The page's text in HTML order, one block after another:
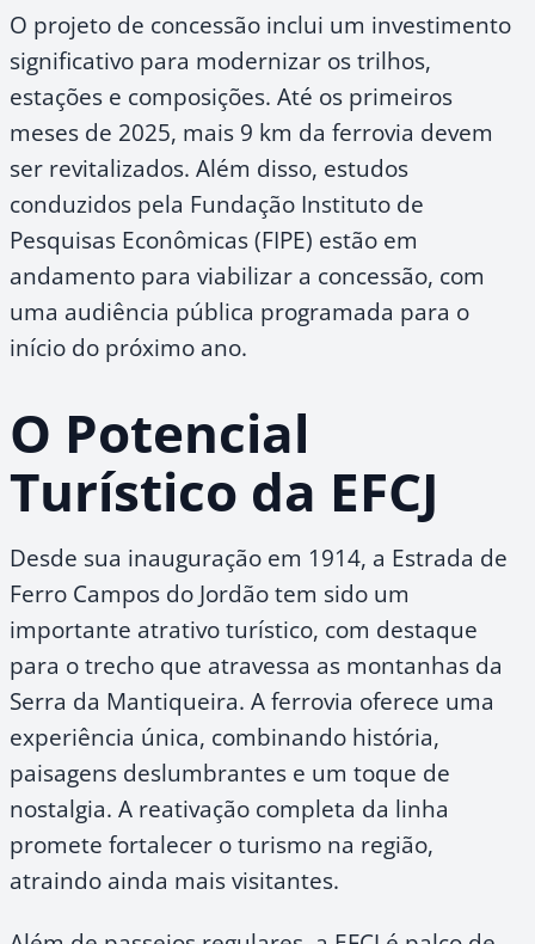
O projeto de concessão inclui um investimento
significativo para modernizar os trilhos,
estações e composições. Até os primeiros
meses de 2025, mais 9 km da ferrovia devem
ser revitalizados. Além disso, estudos
conduzidos pela Fundação Instituto de
Pesquisas Econômicas (FIPE) estão em
andamento para viabilizar a concessão, com
uma audiência pública programada para o
início do próximo ano.
O Potencial
Turístico da EFCJ
Desde sua inauguração em 1914, a Estrada de
Ferro Campos do Jordão tem sido um
importante atrativo turístico, com destaque
para o trecho que atravessa as montanhas da
Serra da Mantiqueira. A ferrovia oferece uma
experiência única, combinando história,
paisagens deslumbrantes e um toque de
nostalgia. A reativação completa da linha
promete fortalecer o turismo na região,
atraindo ainda mais visitantes.